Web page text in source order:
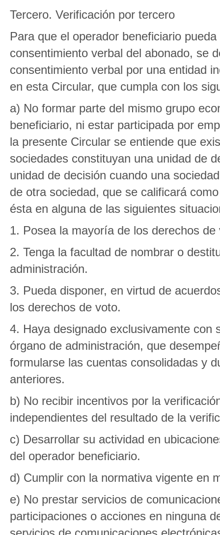
Tercero. Verificación por tercero
Para que el operador beneficiario
consentimiento verbal del abonado, se
consentimiento verbal por una entidad
en esta Circular, que cumpla con los
a) No formar parte del mismo grupo
beneficiario, ni estar participada por
la presente Circular se entiende que
sociedades constituyan una unidad de
unidad de decisión cuando una
de otra sociedad, que se calificará
ésta en alguna de las siguientes
1. Posea la mayoría de los derechos de
2. Tenga la facultad de nombrar o
administración.
3. Pueda disponer, en virtud de
los derechos de voto.
4. Haya designado exclusivamente
órgano de administración, que
formularse las cuentas consolidadas y
anteriores.
b) No recibir incentivos por la
independientes del resultado de la
c) Desarrollar su actividad en
del operador beneficiario.
d) Cumplir con la normativa vigente en
e) No prestar servicios de
participaciones o acciones en ninguna